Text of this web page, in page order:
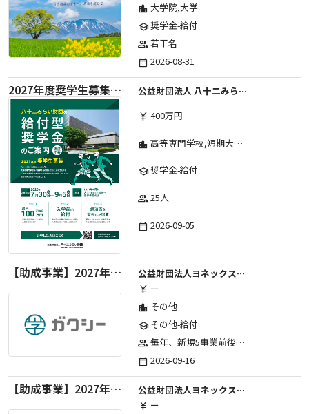
location_city 大学院,大学
school奨学金-給付
group 若干名
date_range 2026-08-31
2027年度奨学生募集要項
公益財団法人 八十二みらい財団
currency_yen 400万円
location_city 高等専門学校,短期大学,専修学校,大学
school奨学金-給付
group 25人
date_range 2026-09-05
【助成事業】2027年度中学校部活動の地域展開推進に関する助成金
公益財団法人ヨネックススポーツ振興財団
currency_yen ー
location_city その他
schoolその他-給付
group 毎年、新規5事業前後への助成金交付を予定とし、初年度5事業、2年目合計10事業前後、3年目合計15事業前後、4年目以降は15事業前後にて実施する。 2025年度採択実績：5事業、2026年度採択実績：5事業
date_range 2026-09-16
【助成事業】2027年度（通年）国際交流普及事業に関する助成金
公益財団法人ヨネックススポーツ振興財団
currency_yen ー